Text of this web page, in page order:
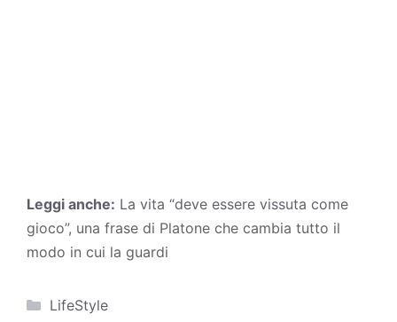
Leggi anche: La vita “deve essere vissuta come
gioco”, una frase di Platone che cambia tutto il
modo in cui la guardi
Categorie
LifeStyle